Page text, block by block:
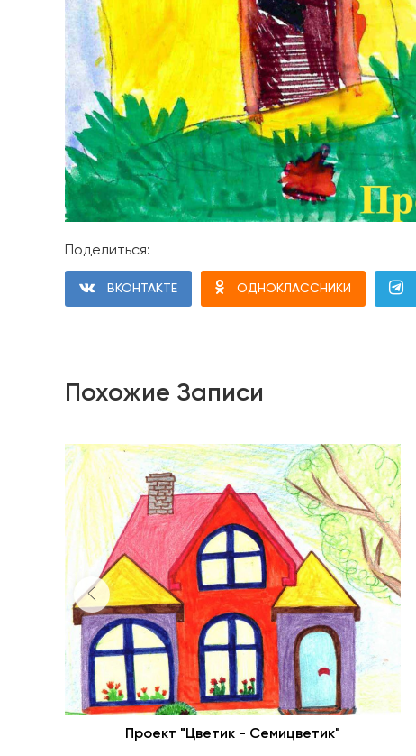
Поделиться:
ВКОНТАКТЕ ОДНОКЛАССНИКИ
Похожие Записи
Проект "Цветик - Семицветик"